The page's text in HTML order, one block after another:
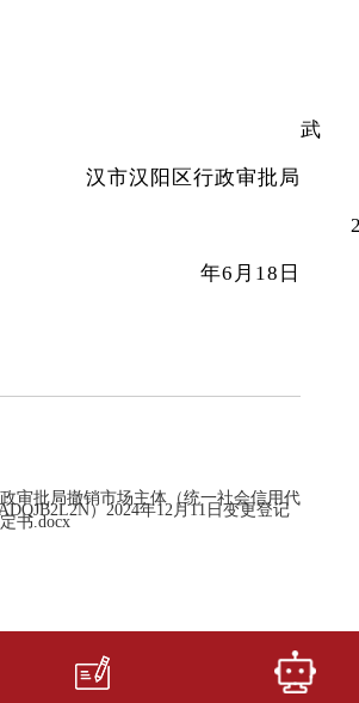
武
汉市汉阳区行政审批局
年6 月 18 日
审批局撤销市场主体（统一社会信用代
）2024年12月11日变更登记
书.docx